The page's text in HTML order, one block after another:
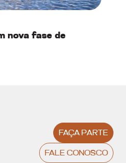
nova fase de
FAÇA PARTE
FALE CONOSCO